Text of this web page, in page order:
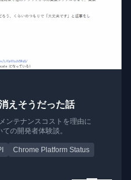
えそうだった話
ンテナンスコストを理由に
の開発者体験談。
Chrome Platform Status